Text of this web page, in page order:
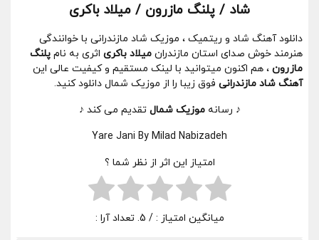
شاد / پلنگ مازرون / میلاد باکری
دانلود آهنگ شاد و ریتمیک ، موزیک شاد مازندرانی با خوانندگی
هنرمند خوش صدای استان مازندران میلاد باکری اثری به نام پلنگ
مازرون ، هم اکنون میتوانید با لینک مستقیم و کیفیت عالی این
آهنگ شاد مازندرانی فوق زیبا را از موزیک شمال دانلود کنید.
♪ رسانهموزیک شمال تقدیم می کند ♪
Yare Jani By Milad Nabizadeh
امتیاز این اثر از نظر شما ؟
میانگین امتیاز : / 5. تعداد آرا :